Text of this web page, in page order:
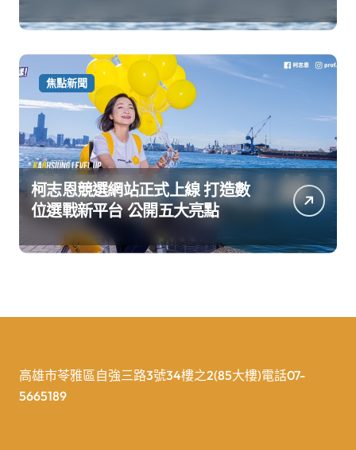
焦點新聞
柯志恩競選網站正式上線 打造數
位選戰新平台 公開五大亮點
高雄市苓雅區自強三路3號34樓之2(85大樓)電話07-
5665189